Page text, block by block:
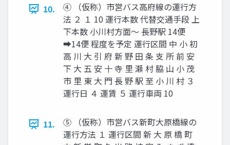
10.
④ （仮称）市営バス高府線の運行方
法 ２ １ 10 運行本数 代替交通手段 上
下本数 小川村方面～ ⾧野駅 14便
➡14便 程度を予定 運行区間 中 小 初
高 川 大 引 府 新 野 田 条 支 所 前 安
下 大 五 安 十 寺 里 瀬 村 脇 山 小 茂
市 里 東 大 門 ⾧ 野 駅 至 小 川 村 ３
運行日 ４ 運賃 ５ 運行車両 10
11.
⑤ （仮称）市営バス新町大原橋線の
運行方法 １ 運行区間 新 大 原 橋 町